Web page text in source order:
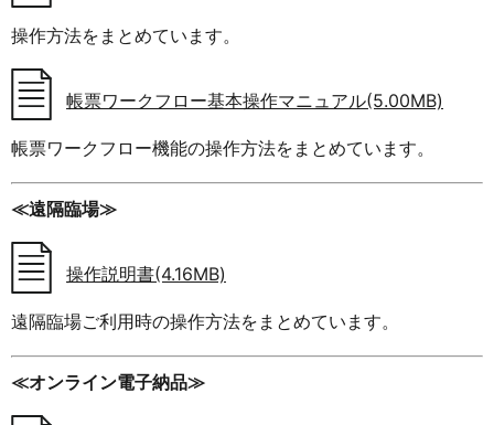
操作方法をまとめています。
帳票ワークフロー基本操作マニュアル(5.00MB)
帳票ワークフロー機能の操作方法をまとめています。
≪遠隔臨場≫
操作説明書(4.16MB)
遠隔臨場ご利用時の操作方法をまとめています。
≪オンライン電子納品≫